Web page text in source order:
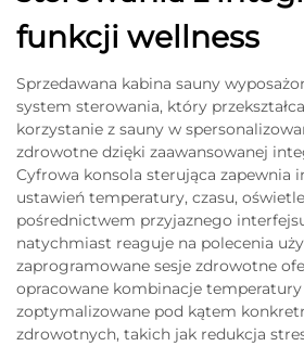
funkcji wellness
Sprzedawana kabina sauny
system sterowania, który
korzystanie z sauny w
zdrowotne dzięki zaawansowanej
Cyfrowa konsola sterująca zapewnia
ustawień temperatury, czasu,
pośrednictwem przyjaznego
natychmiast reaguje na polecenia
zaprogramowane sesje zdrowotne
opracowane kombinacje
zoptymalizowane pod kątem
zdrowotnych, takich jak redukcja